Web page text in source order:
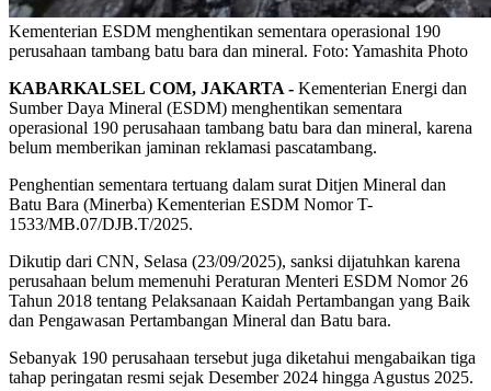
Kementerian ESDM menghentikan sementara operasional 190
perusahaan tambang batu bara dan mineral. Foto: Yamashita Photo
KABARKALSEL COM, JAKARTA - Kementerian Energi dan
Sumber Daya Mineral (ESDM) menghentikan sementara
operasional 190 perusahaan tambang batu bara dan mineral, karena
belum memberikan jaminan reklamasi pascatambang.
Penghentian sementara tertuang dalam surat Ditjen Mineral dan
Batu Bara (Minerba) Kementerian ESDM Nomor T-
1533/MB.07/DJB.T/2025.
Dikutip dari CNN, Selasa (23/09/2025), sanksi dijatuhkan karena
perusahaan belum memenuhi Peraturan Menteri ESDM Nomor 26
Tahun 2018 tentang Pelaksanaan Kaidah Pertambangan yang Baik
dan Pengawasan Pertambangan Mineral dan Batu bara.
Sebanyak 190 perusahaan tersebut juga diketahui mengabaikan tiga
tahap peringatan resmi sejak Desember 2024 hingga Agustus 2025.